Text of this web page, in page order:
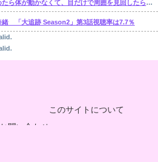
だけで周囲を見回したら、腹部の 辺りをじっと見る「青く光る骨格標本」が居た【再】
緒 「大追跡 Season2」第3話視聴率は7.7％
このサイトについて
お問い合わせ